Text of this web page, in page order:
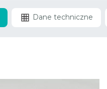
Dane techniczne